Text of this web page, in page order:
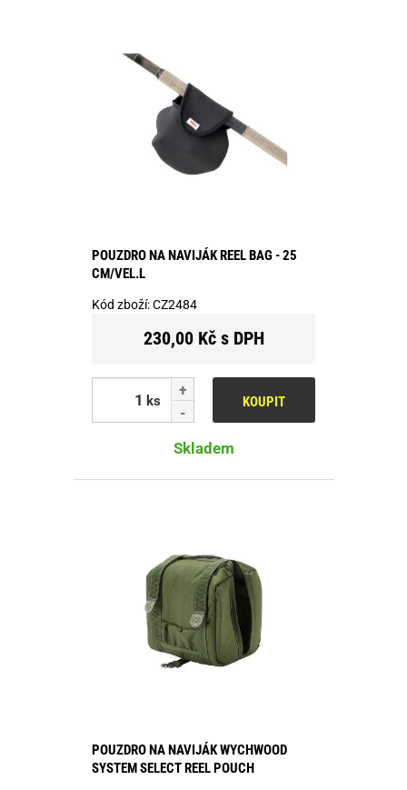
POUZDRO NA NAVIJÁK REEL BAG - 25
CM/VEL.L
Kód zboží:CZ2484
230,00 Kč s DPH
ks KOUPIT
Skladem
POUZDRO NA NAVIJÁK WYCHWOOD
SYSTEM SELECT REEL POUCH